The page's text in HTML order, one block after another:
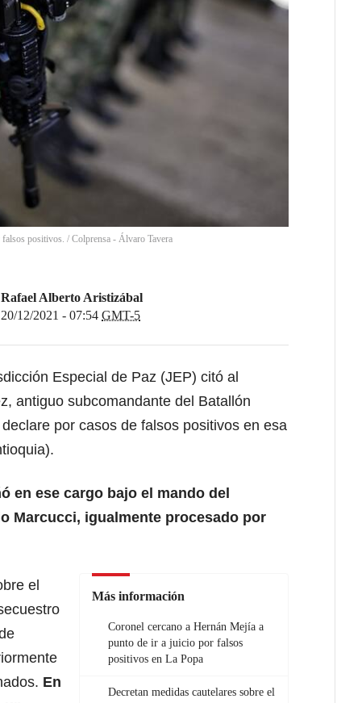
falsos positivos. / Colprensa - Álvaro Tavera
Rafael Alberto Aristizábal
20/12/2021 - 07:54 GMT-5
Especial de Paz (JEP) citó al
antiguo subcomandante del Batallón
por casos de falsos positivos en esa
en ese cargo bajo el mando del
Marcucci, igualmente procesado por
Más información
Coronel cercano a Hernán Mejía a
punto de ir a juicio por falsos
positivos en La Popa
Decretan medidas cautelares sobre el
el
En